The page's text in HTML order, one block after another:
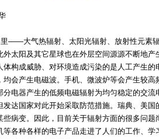
里——大气热辐射、太阳光辐射、放射性元素
太阳及其它星球也在外层空间源源不断地
构成威胁、对环境造成污染的是人工产生
会产生电磁波。手机、微波炉等会产生较高
电器产生的低频电磁辐射为均匀稳定的交
达国家对此开始采取防范措施。瑞典、美
病变。因此，目前关于辐射方面的很多问
各种各样的电子产品走进了人们的工作、